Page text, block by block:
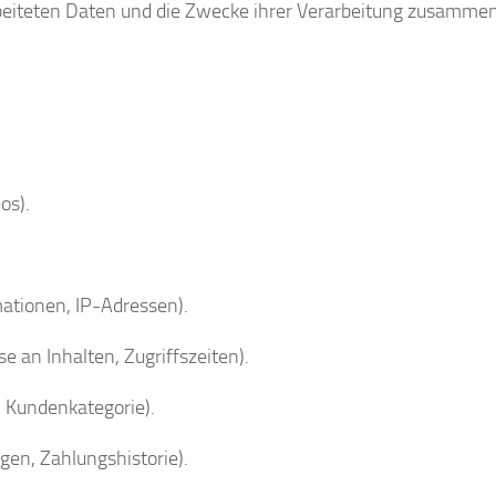
Daten und die Zwecke ihrer Verarbeitung
IP-Adressen).
an Inhalten, Zugriffszeiten).
Zahlungshistorie).